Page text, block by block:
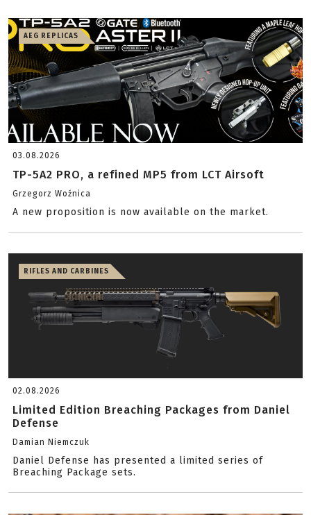
AEG REPLICAS
03.08.2026
TP-5A2 PRO, a refined MP5 from LCT Airsoft
Grzegorz Woźnica
A new proposition is now available on the market.
RIFLES AND CARBINES
02.08.2026
Limited Edition Breaching Packages from Daniel
Defense
Damian Niemczuk
Daniel Defense has presented a limited series of
Breaching Package sets.